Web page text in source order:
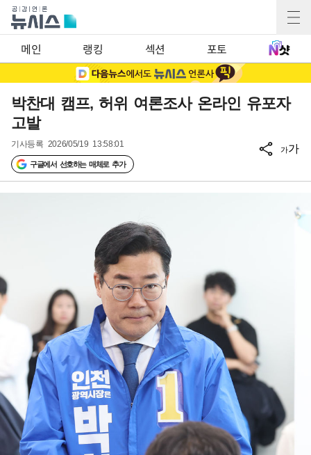
메인 랭킹 섹션 포토
박찬대 캠프, 허위 여론조사 온라인 유포자
고발
기사등록 2026/05/19 13:58:01
구글에서 선호하는 매체로 추가
가가